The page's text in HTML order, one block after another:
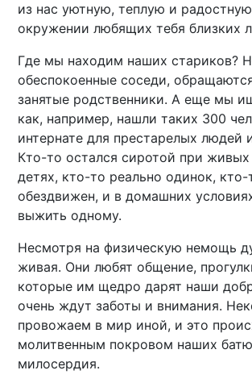
из нас уютную, теплую и
окружении любящих тебя близких
Где мы находим наших стариков?
обеспокоенные соседи,
занятые родственники. А еще мы
как, например, нашли таких 300
интернате для престарелых людей
Кто-то остался сиротой при
детях, кто-то реально одинок,
обездвижен, и в домашних
выжить одному.
Несмотря на физическую немощь
живая. Они любят общение,
которые им щедро дарят наши
очень ждут заботы и внимания.
провожаем в мир иной, и это
молитвенным покровом наших
милосердия.